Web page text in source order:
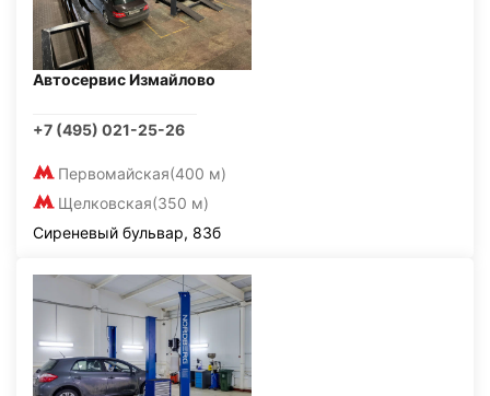
Автосервис Измайлово
+7 (495) 021-25-26
Первомайская(400 м)
Щелковская(350 м)
Сиреневый бульвар, 83б